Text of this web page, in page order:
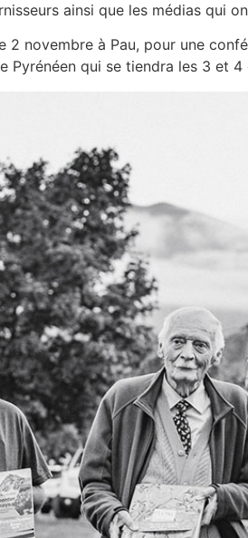
ainsi que les médias qui
2 novembre à Pau, pour une
Pyrénéen qui se tiendra les 3 et